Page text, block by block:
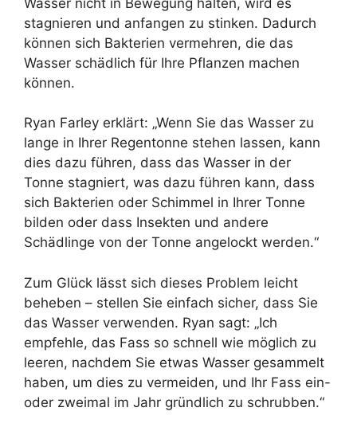
stagnieren und anfangen zu stinken. Dadurch
können sich Bakterien vermehren, die das
Wasser schädlich für Ihre Pflanzen machen
können.
Ryan Farley erklärt: „Wenn Sie das Wasser zu
lange in Ihrer Regentonne stehen lassen, kann
dies dazu führen, dass das Wasser in der
Tonne stagniert, was dazu führen kann, dass
sich Bakterien oder Schimmel in Ihrer Tonne
bilden oder dass Insekten und andere
Schädlinge von der Tonne angelockt werden.“
Zum Glück lässt sich dieses Problem leicht
beheben – stellen Sie einfach sicher, dass Sie
das Wasser verwenden. Ryan sagt: „Ich
empfehle, das Fass so schnell wie möglich zu
leeren, nachdem Sie etwas Wasser gesammelt
haben, um dies zu vermeiden, und Ihr Fass ein-
oder zweimal im Jahr gründlich zu schrubben.“